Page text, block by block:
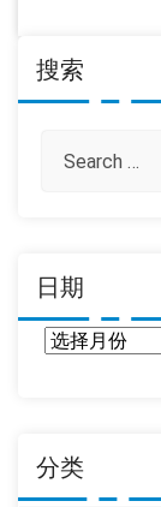
搜索
日期
分类